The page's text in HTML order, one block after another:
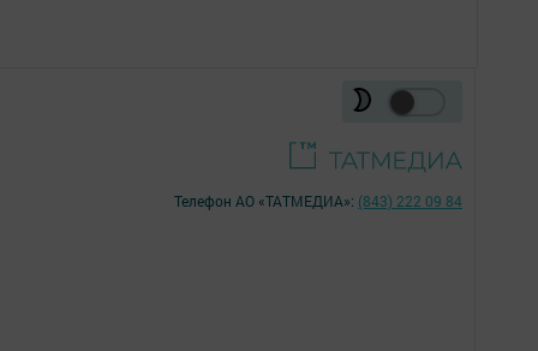
Телефон АО «ТАТМЕДИА»: (843) 222 09 84